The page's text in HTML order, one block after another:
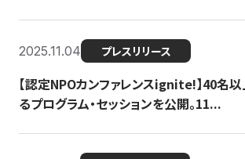
2025.11.04 プレスリリース
【認定NPOカンファレンスignite!】40名
るプログラム・セッションを公開。11...